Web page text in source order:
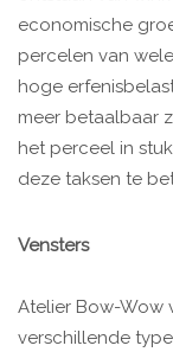
economische
percelen van
hoge
meer betaalbaar
het perceel in
deze taksen te
Vensters
Atelier Bow-Wow
verschillende